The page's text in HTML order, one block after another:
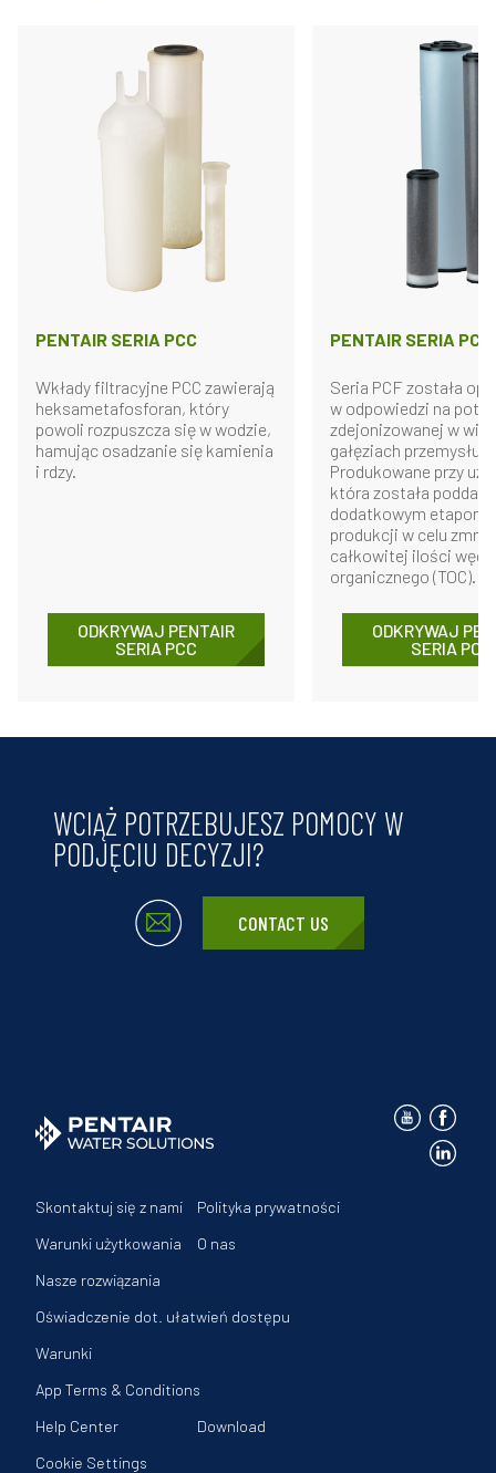
PENTAIR SERIA PCC
Wkłady filtracyjne PCC zawierają
heksametafosforan, który
powoli rozpuszcza się w wodzie,
hamując osadzanie się kamienia
i rdzy.
ODKRYWAJ PENTAIR
SERIA PCC
PENTAIR SERIA PCF
Seria PCF została
w odpowiedzi na
zdejonizowanej w
gałęziach przemysłu.
Produkowane przy
która została poddana
dodatkowym etapom
produkcji w celu
całkowitej ilości węgla
organicznego (TOC).
ODKRYWAJ
SERIA PCF
WCIĄŻ POTRZEBUJESZ POMOCY W
PODJĘCIU DECYZJI?
CONTACT US
Skontaktuj się z nami
Polityka prywatności
Warunki użytkowania
O nas
Nasze rozwiązania
Oświadczenie dot. ułatwień dostępu
Warunki
App Terms & Conditions
Help Center
Download
Cookie Settings